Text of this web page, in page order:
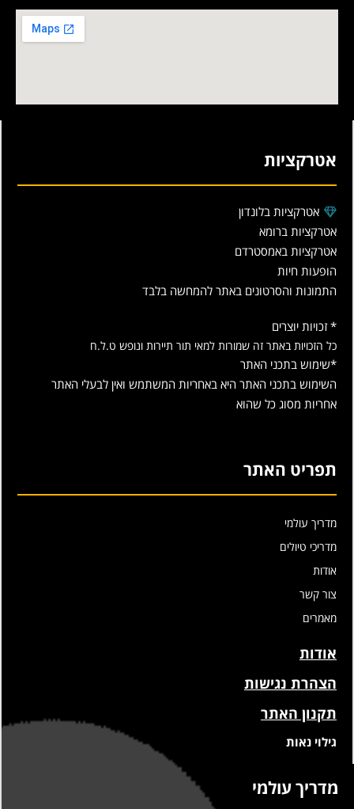
אטרקציות
אטרקציות בלונדון
אטרקציות ברומא
אטרקציות באמסטרדם
הופעות חיות
התמונות והסרטונים באתר להמחשה בלבד
* זכויות יוצרים
כל הזכויות באתר זה שמורות למאי תור תיירות ונופש ט.ל.ח
*שימוש בתכני האתר
השימוש בתכני האתר היא באחריות המשתמש ואין לבעלי האתר
אחריות מסוג כל שהוא
תפריט האתר
מדריך עולמי
מדריכי טיולים
אודות
צור קשר
מאמרים
אודות
הצהרת נגישות
תקנון האתר
גילוי נאות
מדריך עולמי